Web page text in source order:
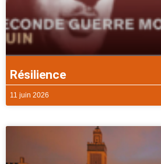
Résilience
11 juin 2026